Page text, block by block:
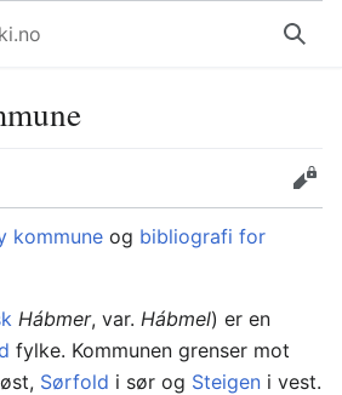
Søk
Rediger
kommune og bibliografi for
Hábmer, var. Hábmel) er en
fylke. Kommunen grenser mot
Sørfold i sør og Steigen i vest.